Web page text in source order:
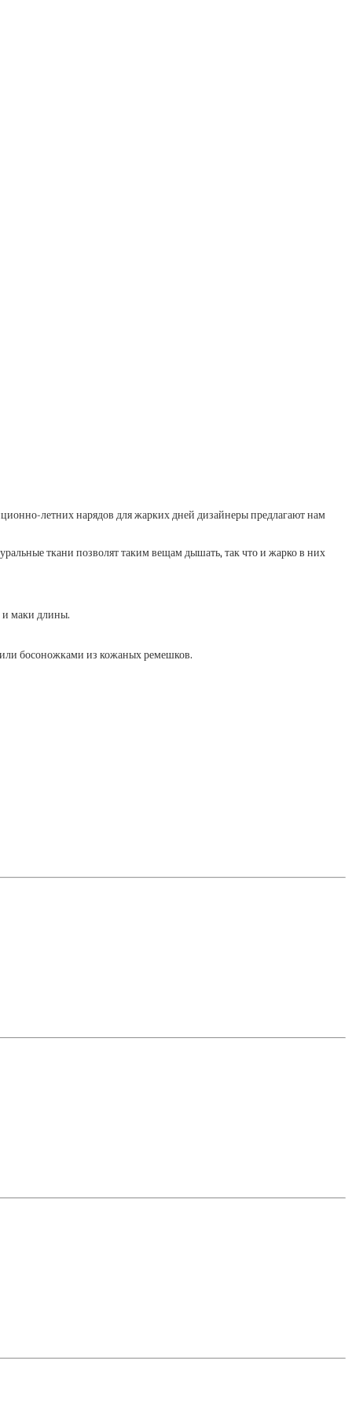
летних нарядов для жарких дней дизайнеры предлагают нам
ткани позволят таким вещам дышать, так что и жарко в них
и маки длины.
босоножками из кожаных ремешков.